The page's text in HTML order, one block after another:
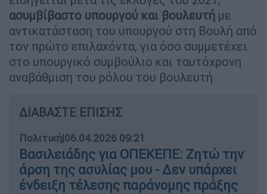
ασυμβίβαστο υπουργού και βουλευτή με
αντικατάσταση του υπουργού στη Βουλή από
τον πρώτο επιλαχόντα, για όσο συμμετέχει
στο υπουργικό συμβούλιο και ταυτόχρονη
αναβάθμιση του ρόλου του βουλευτή.
ΔΙΑΒΑΣΤΕ ΕΠΙΣΗΣ
Πολιτική|06.04.2026 09:21
Βασιλειάδης για ΟΠΕΚΕΠΕ: Ζητώ την
άρση της ασυλίας μου - Δεν υπάρχει
ένδειξη τέλεσης παράνομης πράξης